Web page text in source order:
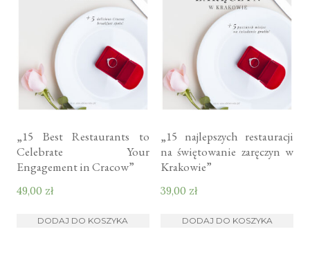
„15 Best Restaurants to
Celebrate Your
Engagement in Cracow”
49,00 zł
DODAJ DO KOSZYKA
„15 najlepszych restauracji
na świętowanie zaręczyn w
Krakowie”
39,00 zł
DODAJ DO KOSZYKA